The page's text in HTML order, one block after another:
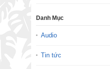
Danh Mục
Audio
Tin tức